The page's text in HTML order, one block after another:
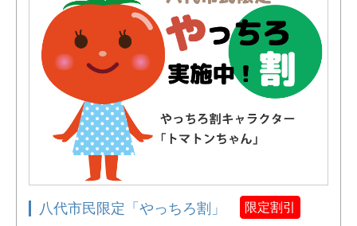
八代市民限定「やっちろ割」 限定割引